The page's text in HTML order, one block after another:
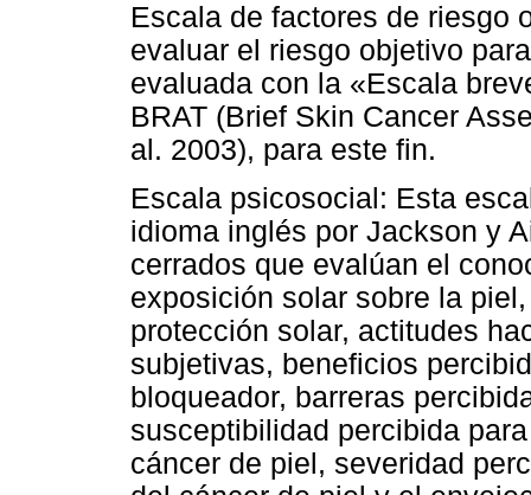
Escala de factores de riesgo
evaluar el riesgo objetivo
evaluada con la «Escala
BRAT (Brief Skin Cancer
al. 2003), para este fin.
Escala psicosocial: Esta
idioma inglés por Jackson y
cerrados que evalúan el
exposición solar sobre la
protección solar, actitudes
subjetivas, beneficios
bloqueador, barreras
susceptibilidad percibida
cáncer de piel, severidad